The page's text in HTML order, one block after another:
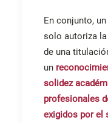
En conjunto,
solo autoriza
de una
un
solidez
profesionales
exigidos por el